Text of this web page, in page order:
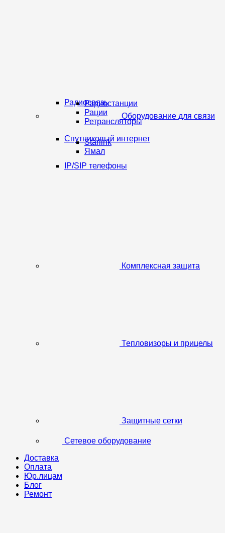
Оборудование для связи
Радиосвязь
Радиостанции
Рации
Ретрансляторы
Спутниковый интернет
Starlink
Ямал
IP/SIP телефоны
Комплексная защита
Тепловизоры и прицелы
Защитные сетки
Сетевое оборудование
Доставка
Оплата
Юр.лицам
Блог
Ремонт